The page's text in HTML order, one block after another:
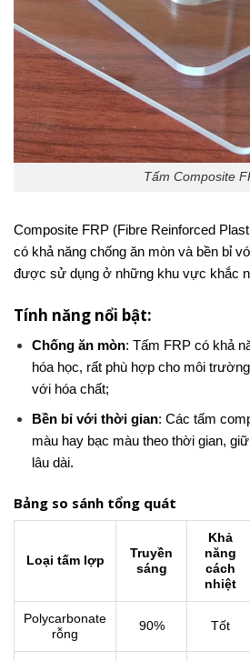
Tấm Composite
Composite FRP (Fibre Reinforced
có khả năng chống ăn mòn và bền bỉ
được sử dụng ở những khu vực khắc
Tính năng nổi bật:
Chống ăn mòn: Tấm FRP có khả
hóa học, rất phù hợp cho môi
với hóa chất;
Bền bỉ với thời gian: Các tấm
màu hay bạc màu theo thời gian,
lâu dài.
Bảng so sánh tổng quát
Loại tấm lợp
Truyền
sáng
Khả
năng
cách
nhiệt
Polycarbonate
rỗng
90% Tốt